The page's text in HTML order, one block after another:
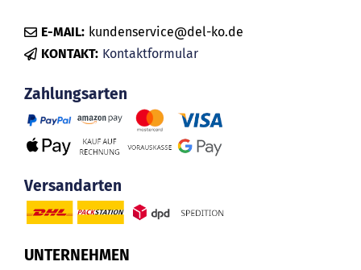
E-MAIL: kundenservice@del-ko.de
KONTAKT: Kontaktformular
Zahlungsarten
Versandarten
UNTERNEHMEN